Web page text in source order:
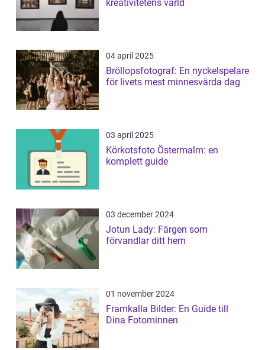
kreativitetens värld
04 april 2025
Bröllopsfotograf: En nyckelspelare
för livets mest minnesvärda dag
03 april 2025
Körkotsfoto Östermalm: en
komplett guide
03 december 2024
Jotun Lady: Färgen som
förvandlar ditt hem
01 november 2024
Framkalla Bilder: En Guide till
Dina Fotominnen